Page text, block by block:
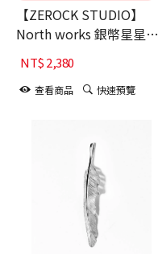
【ZEROCK STUDIO】
North works 銀幣星星紅
銅北極熊別針
NT$2,380
查看商品 快速預覽